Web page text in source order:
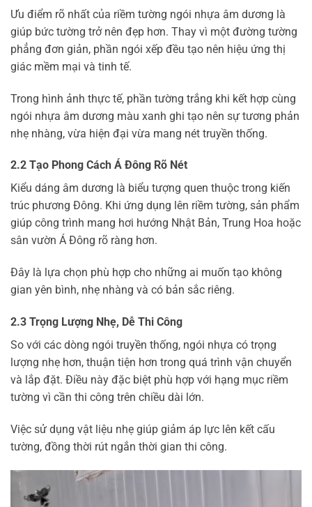
Ưu điểm rõ nhất của riềm tường ngói nhựa âm dương là
giúp bức tường trở nên đẹp hơn. Thay vì một đường tường
phẳng đơn giản, phần ngói xếp đều tạo nên hiệu ứng thị
giác mềm mại và tinh tế.
Trong hình ảnh thực tế, phần tường trắng khi kết hợp cùng
ngói nhựa âm dương màu xanh ghi tạo nên sự tương phản
nhẹ nhàng, vừa hiện đại vừa mang nét truyền thống.
2.2 Tạo Phong Cách Á Đông Rõ Nét
Kiểu dáng âm dương là biểu tượng quen thuộc trong kiến
trúc phương Đông. Khi ứng dụng lên riềm tường, sản phẩm
giúp công trình mang hơi hướng Nhật Bản, Trung Hoa hoặc
sân vườn Á Đông rõ ràng hơn.
Đây là lựa chọn phù hợp cho những ai muốn tạo không
gian yên bình, nhẹ nhàng và có bản sắc riêng.
2.3 Trọng Lượng Nhẹ, Dễ Thi Công
So với các dòng ngói truyền thống, ngói nhựa có trọng
lượng nhẹ hơn, thuận tiện hơn trong quá trình vận chuyển
và lắp đặt. Điều này đặc biệt phù hợp với hạng mục riềm
tường vì cần thi công trên chiều dài lớn.
Việc sử dụng vật liệu nhẹ giúp giảm áp lực lên kết cấu
tường, đồng thời rút ngắn thời gian thi công.